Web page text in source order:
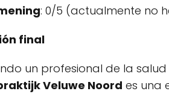
: 0/5 (actualmente no
final
un profesional de la
Veluwe Noord es una